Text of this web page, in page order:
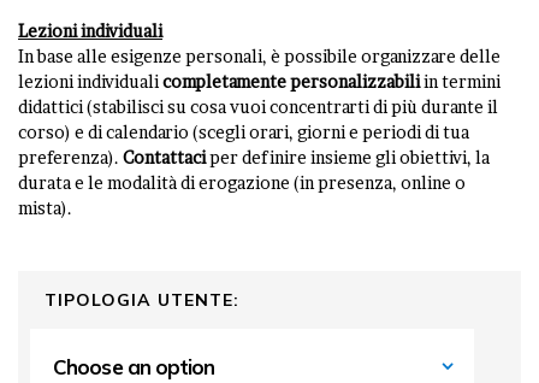
Lezioni individuali
In base alle esigenze personali, è possibile organizzare delle
lezioni individualicompletamente personalizzabiliin termini
didattici (stabilisci su cosa vuoi concentrarti di più durante il
corso) e di calendario (scegli orari, giorni e periodi di tua
preferenza). Contattaciper definire insieme gli obiettivi, la
durata e le modalità di erogazione (in presenza, online o
mista).
TIPOLOGIA UTENTE: